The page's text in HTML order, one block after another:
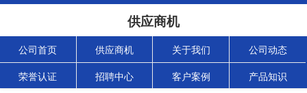
供应商机
公司首页 供应商机 关于我们 公司动态
荣誉认证 招聘中心 客户案例 产品知识